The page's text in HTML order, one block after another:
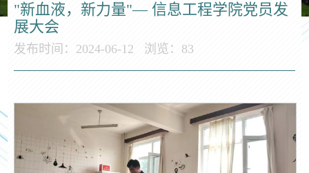
"新血液，新力量"— 信息工程学院党员发
展大会
发布时间：2024-06-12 浏览： 83